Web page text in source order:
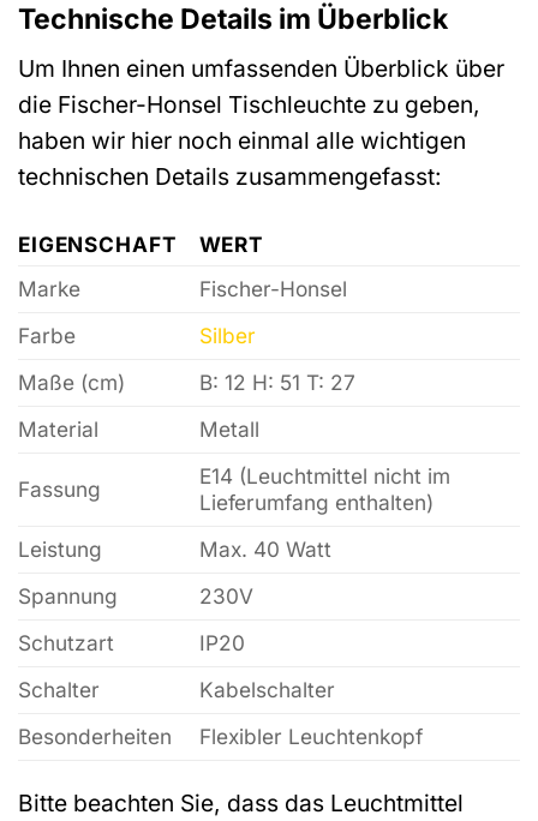
Technische Details im Überblick
Um Ihnen einen umfassenden Überblick über
die Fischer-Honsel Tischleuchte zu geben,
haben wir hier noch einmal alle wichtigen
technischen Details zusammengefasst:
EIGENSCHAFT
WERT
Marke
Fischer-Honsel
Farbe
Silber
Maße (cm)
B: 12 H: 51 T: 27
Material
Metall
Fassung
E14 (Leuchtmittel nicht im
Lieferumfang enthalten)
Leistung
Max. 40 Watt
Spannung
230V
Schutzart
IP20
Schalter
Kabelschalter
Besonderheiten
Flexibler Leuchtenkopf
Bitte beachten Sie, dass das Leuchtmittel